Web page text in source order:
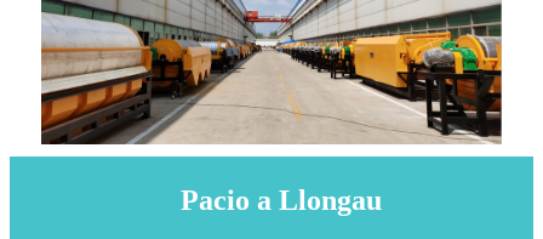
Pacio a Llongau